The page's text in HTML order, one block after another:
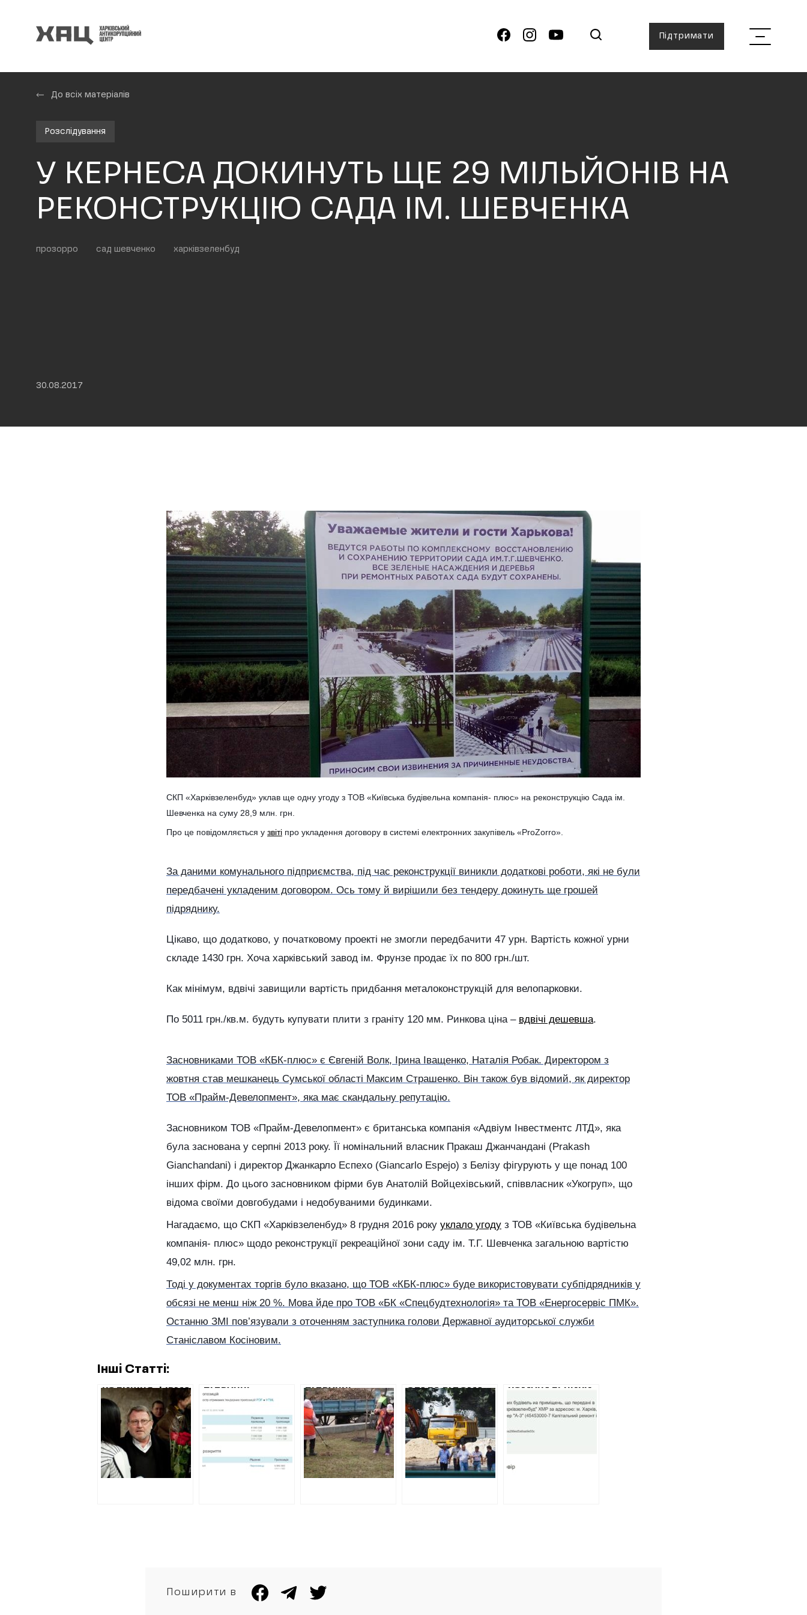
Підтримати
До всіх матеріалів
Розслідування
У КЕРНЕСА ДОКИНУТЬ ЩЕ 29 МІЛЬЙОНІВ НА
РЕКОНСТРУКЦІЮ САДА ІМ. ШЕВЧЕНКА
прозорро сад шевченко харківзеленбуд
30.08.2017
СКП «Харківзеленбуд» уклав ще одну угоду з ТОВ «Київська будівельна компанія- плюс» на реконструкцію Сада ім.
Шевченка на суму 28,9 млн. грн.
Про це повідомляється у звіті про укладення договору в системі електронних закупівель «ProZorro».
За даними комунального підприємства, під час реконструкції виникли додаткові роботи, які не були
передбачені укладеним договором. Ось тому й вирішили без тендеру докинуть ще грошей
підряднику.
Цікаво, що додатково, у початковому проекті не змогли передбачити 47 урн. Вартість кожної урни
складе 1430 грн. Хоча харківський завод ім. Фрунзе продає їх по 800 грн./шт.
Как мінімум, вдвічі завищили вартість придбання металоконструкцій для велопарковки.
По 5011 грн./кв.м. будуть купувати плити з граніту 120 мм. Ринкова ціна – вдвічі дешевша.
Засновниками ТОВ «КБК-плюс» є Євгеній Волк, Ірина Іващенко, Наталія Робак. Директором з
жовтня став мешканець Сумської області Максим Страшенко. Він також був відомий, як директор
ТОВ «Прайм-Девелопмент», яка має скандальну репутацію.
Засновником ТОВ «Прайм-Девелопмент» є британська компанія «Адвіум Інвестментс ЛТД», яка
була заснована у серпні 2013 року. Її номінальний власник Пракаш Джанчандані (Prakash
Gianchandani) і директор Джанкарло Еспехо (Giancarlo Espejo) з Белізу фігурують у ще понад 100
інших фірм. До цього засновником фірми був Анатолій Войцехівський, співвласник «Укогруп», що
відома своїми довгобудами і недобуваними будинками.
Нагадаємо, що СКП «Харківзеленбуд» 8 грудня 2016 року уклало угоду з ТОВ «Київська будівельна
компанія- плюс» щодо реконструкції рекреаційної зони саду ім. Т.Г. Шевченка загальною вартістю
49,02 млн. грн.
Тоді у документах торгів було вказано, що ТОВ «КБК-плюс» буде використовувати субпідрядників у
обсязі не менш ніж 20 %. Мова йде про ТОВ «БК «Спецбудтехнологія» та ТОВ «Енергосервіс ПМК».
Останню ЗМІ пов’язували з оточенням заступника голови Державної аудиторської служби
Станіславом Косіновим.
Інші Статті:
КОЛИШНЯ ФІРМА
ЧЕЧЕЛЬНИКОГО
ОТРИМАЄ
МІЛЬЙОН ЗА
ПРОЕКТ
РЕКОНСТРУКЦІЇ
САДА ІМ.
ШЕВЧЕНКО
ПІДРУЧНІ
НАРДЕПА
ОСТАПЧУКА
РОЗПИЛЯЛИ 7
МІЛЬЙОНІВ НА
ДОГЛЯД ЗА
ГАЗОНАМИ
ПІДРУЧНІ
НАРДЕПА
ОСТАПЧУКА
РОЗПИЛЯЛИ ЩЕ
7,7 МІЛЬЙОНІВ
НА ПРИБИРАННЯ
СКВЕРІВ ТА
ПАРКІВ
СТАЛА ВІДОМА
ФІРМА, ЯКА
РОБИТЬ
РЕКОНСТРУКЦІЮ
САДА ІМ.
ШЕВЧЕНКО
КОМУНАЛЬНИКИ
КЕРНЕСА
ЗАПЛАТЯТЬ 650
ТИСЯЧ ЗА
РЕМОНТ
ПЕРЕЛІК РОБІТ
Поширити в